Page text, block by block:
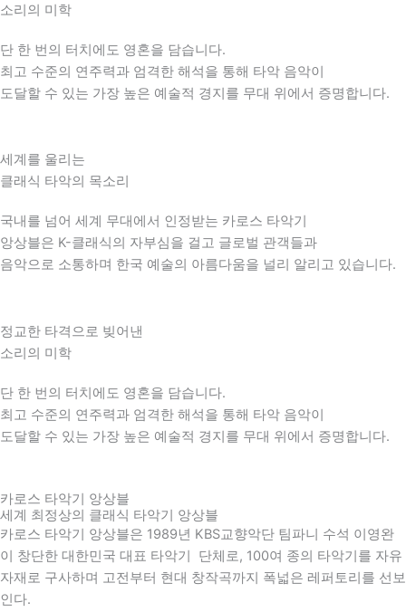
소리의 미학
단 한 번의 터치에도 영혼을 담습니다.
최고 수준의 연주력과 엄격한 해석을 통해 타악 음악이
도달할 수 있는 가장 높은 예술적 경지를 무대 위에서 증명합니다.
세계를 울리는
클래식 타악의 목소리
국내를 넘어 세계 무대에서 인정받는 카로스 타악기
앙상블은 K-클래식의 자부심을 걸고 글로벌 관객들과
음악으로 소통하며 한국 예술의 아름다움을 널리 알리고 있습니다.
정교한 타격으로 빚어낸
소리의 미학
단 한 번의 터치에도 영혼을 담습니다.
최고 수준의 연주력과 엄격한 해석을 통해 타악 음악이
도달할 수 있는 가장 높은 예술적 경지를 무대 위에서 증명합니다.
카로스 타악기 앙상블
세계 최정상의 클래식 타악기 앙상블
카로스 타악기 앙상블은 1989년 KBS교향악단 팀파니 수석 이영완
이 창단한 대한민국 대표 타악기 단체로, 100여 종의 타악기를 자유
자재로 구사하며 고전부터 현대 창작곡까지 폭넓은 레퍼토리를 선보
인다.